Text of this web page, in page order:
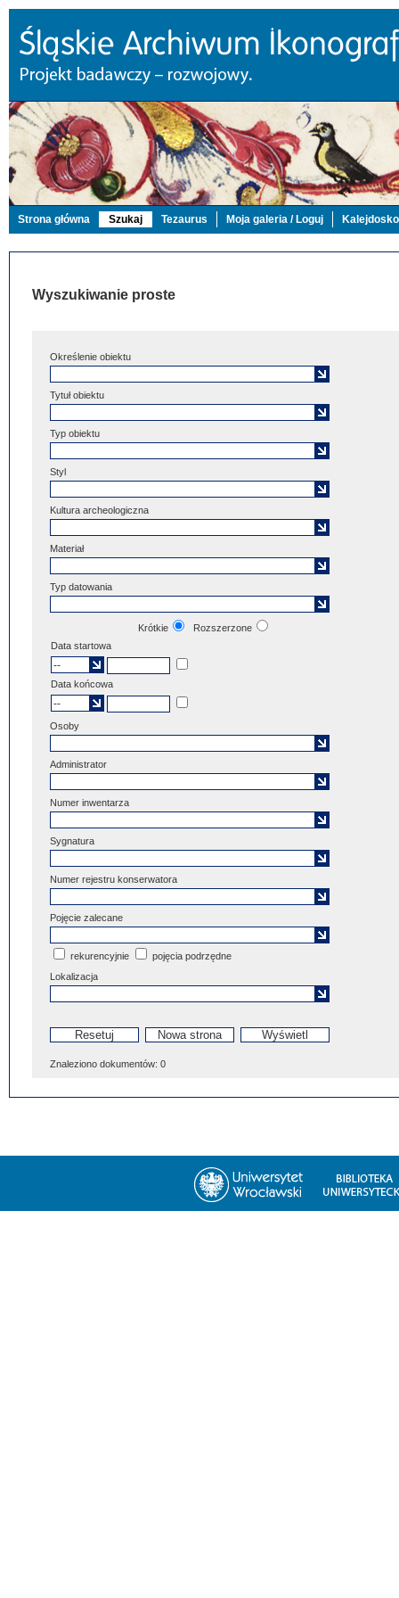
Strona główna Szukaj Tezaurus Moja galeria / Loguj
Wyszukiwanie proste
Określenie obiektu
Tytuł obiektu
Typ obiektu
Styl
Kultura archeologiczna
Materiał
Typ datowania
Krótkie
Rozszerzone
Data startowa
Data końcowa
Osoby
Administrator
Numer inwentarza
Sygnatura
Numer rejestru konserwatora
Pojęcie zalecane
rekurencyjnie
pojęcia podrzędne
Lokalizacja
Znaleziono dokumentów: 0